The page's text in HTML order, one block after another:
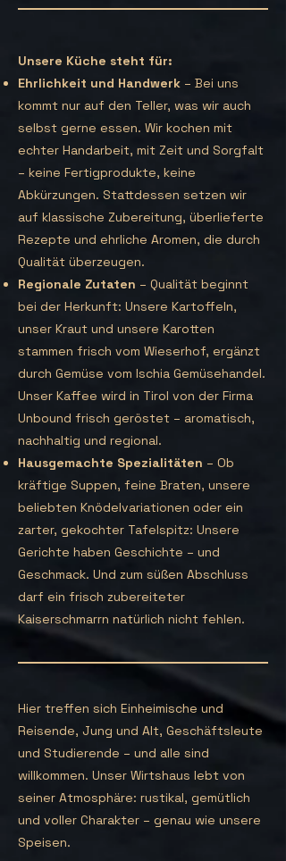
Unsere Küche steht für:
Ehrlichkeit und Handwerk – Bei uns
kommt nur auf den Teller, was wir auch
selbst gerne essen. Wir kochen mit
echter Handarbeit, mit Zeit und Sorgfalt
– keine Fertigprodukte, keine
Abkürzungen. Stattdessen setzen wir
auf klassische Zubereitung, überlieferte
Rezepte und ehrliche Aromen, die durch
Qualität überzeugen.
Regionale Zutaten – Qualität beginnt
bei der Herkunft: Unsere Kartoffeln,
unser Kraut und unsere Karotten
stammen frisch vom Wieserhof, ergänzt
durch Gemüse vom Ischia Gemüsehandel.
Unser Kaffee wird in Tirol von der Firma
Unbound frisch geröstet – aromatisch,
nachhaltig und regional.
Hausgemachte Spezialitäten – Ob
kräftige Suppen, feine Braten, unsere
beliebten Knödelvariationen oder ein
zarter, gekochter Tafelspitz: Unsere
Gerichte haben Geschichte – und
Geschmack. Und zum süßen Abschluss
darf ein frisch zubereiteter
Kaiserschmarrn natürlich nicht fehlen.
Hier treffen sich Einheimische und
Reisende, Jung und Alt, Geschäftsleute
und Studierende – und alle sind
willkommen. Unser Wirtshaus lebt von
seiner Atmosphäre: rustikal, gemütlich
und voller Charakter – genau wie unsere
Speisen.